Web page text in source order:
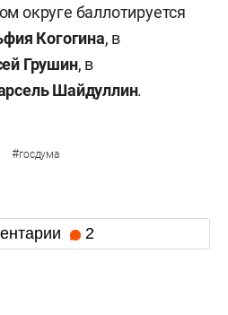
округе баллотируется
Когогина, в
Грушин, в
Шайдуллин.
#госдума
2